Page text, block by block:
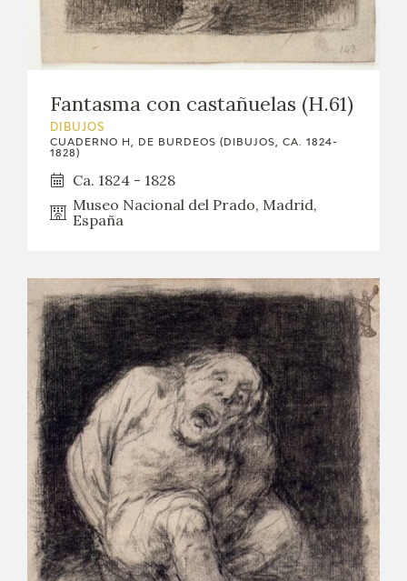
Fantasma con castañuelas (H.61)
DIBUJOS
CUADERNO H, DE BURDEOS (DIBUJOS, CA. 1824-
1828)
Ca. 1824 - 1828
Museo Nacional del Prado, Madrid,
España